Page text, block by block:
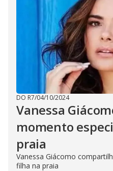
DO R7/04/10/2024
Vanessa
momento
praia
Vanessa Giácomo
filha na praia